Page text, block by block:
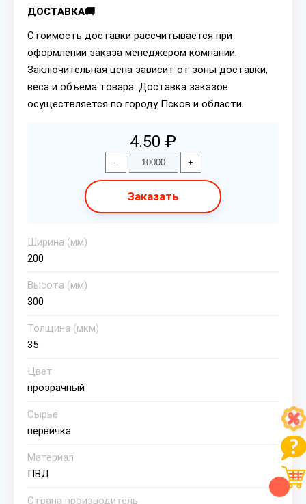
ДОСТАВКА🚚
Стоимость доставки рассчитывается при
оформлении заказа менеджером компании.
Заключительная цена зависит от зоны доставки,
веса и объема товара. Доставка заказов
осуществляется по городу Псков и области.
4.50 ₽
- +
Заказать
Ширина (мм)
200
Высота (мм)
300
Толщина (мкм)
35
Цвет
прозрачный
Сырье
первичка
Материал
ПВД
Страна производитель